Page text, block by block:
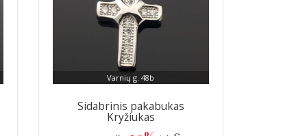
Varnių g. 48b
Sidabrinis pakabukas
Kryžiukas